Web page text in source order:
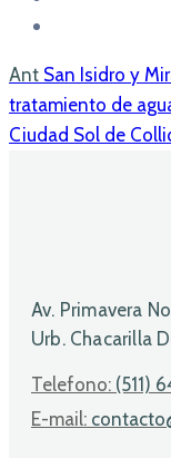
Ant San Isidro y
tratamiento de
Ciudad Sol de
Av. Primavera
Urb. Chacarilla
Telefono: (511)
E-mail: